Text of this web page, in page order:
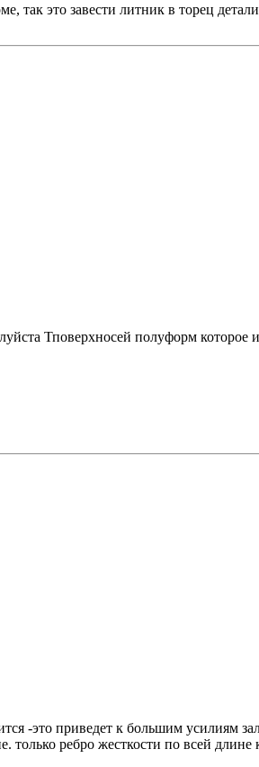
это завести литник в торец
Тповерхносей полуформ которое
-это приведет к большим усилиям
ребро жесткости по всей